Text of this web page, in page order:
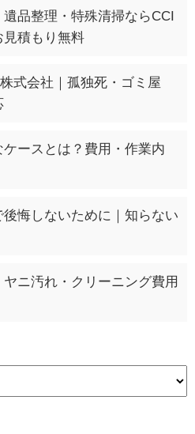
遺品整理・特殊清掃ならCCI
積もり無料
式会社｜孤独死・ゴミ屋
ースとは？費用・作業内
悔しないために｜知らない
ニ汚れ・クリーニング費用